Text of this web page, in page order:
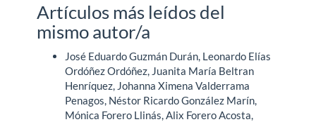
Artículos más leídos del
mismo autor/a
José Eduardo Guzmán Durán, Leonardo Elías
Ordóñez Ordóñez, Juanita María Beltran
Henríquez, Johanna Ximena Valderrama
Penagos, Néstor Ricardo González Marín,
Mónica Forero Llinás, Alix Forero Acosta,